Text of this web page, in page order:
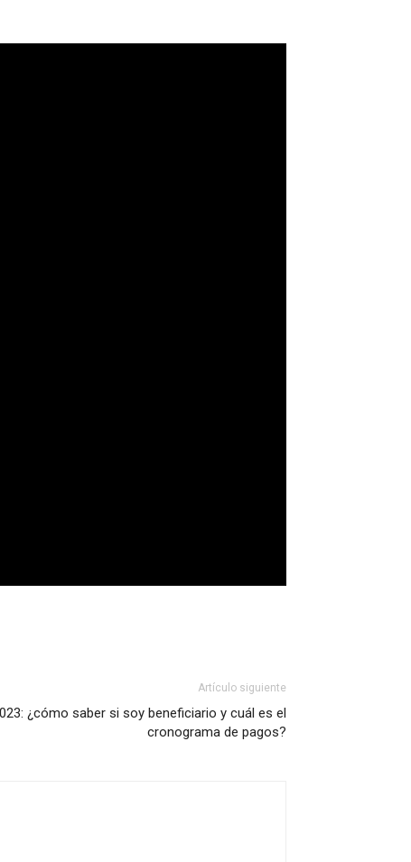
Artículo siguiente
¿cómo saber si soy beneficiario y cuál es el
cronograma de pagos?